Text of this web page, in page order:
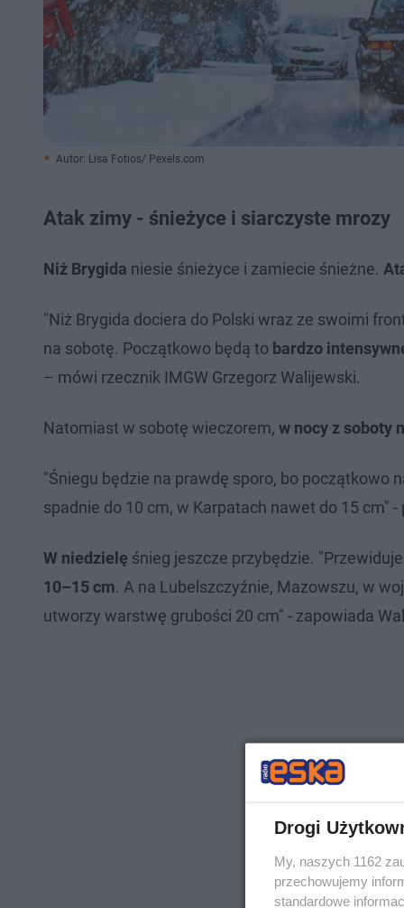
Autor: Lisa Fotios/ Pexels.com
Atak zimy - śnieżyce i siarczyste mrozy
Niż Brygida niesie śnieżyce i zamiecie śnieżne.
"Niż Brygida dociera do Polski wraz ze swoimi
na sobotę. Początkowo będą to bardzo
– mówi rzecznik IMGW Grzegorz Walijewski.
Natomiast w sobotę wieczorem, w nocy z soboty
"Śniegu będzie na prawdę sporo, bo początkowo
spadnie do 10 cm, w Karpatach nawet do 15 cm" -
W niedzielę śnieg jeszcze przybędzie.
10–15 cm. A na Lubelszczyźnie, Mazowszu, w
utworzy warstwę grubości 20 cm" - zapowiada
Drogi
My, naszych 1162
przechowujemy
standardowe